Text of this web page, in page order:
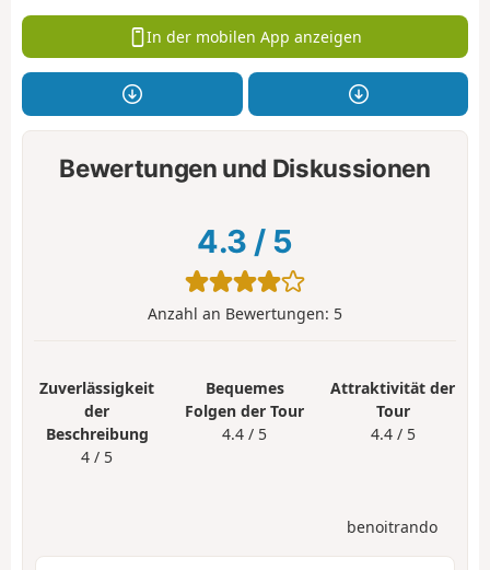
In der mobilen App anzeigen
Bewertungen und Diskussionen
4.3 / 5
Anzahl an Bewertungen: 5
Zuverlässigkeit
der
Beschreibung
4 / 5
Bequemes
Folgen der Tour
4.4 / 5
Attraktivität der
Tour
4.4 / 5
benoitrando